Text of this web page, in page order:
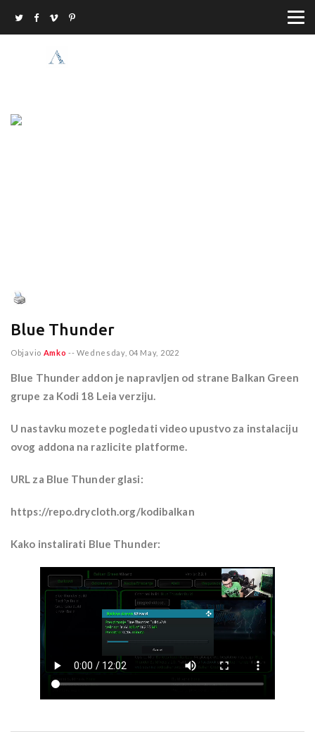
Blue Thunder
Objavio Amko -- Wednesday, 04 May, 2022
Blue Thunder addon je napravljen od strane Balkan Green
grupe za Kodi 18 Leia verziju.
U nastavku mozete pogledati video upustvo za instalaciju
ovog addona na razlicite platforme.
URL za Blue Thunder glasi:
https://repo.drycloth.org/kodibalkan
Kako instalirati Blue Thunder: